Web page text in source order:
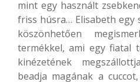
mint egy használt
friss húsra… Elisabeth egy
köszönhetően
termékkel, ami egy fiatal
kinézetének
beadja magának a